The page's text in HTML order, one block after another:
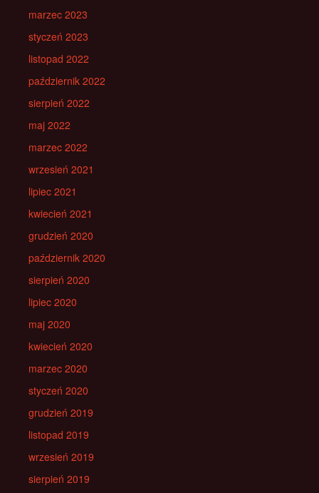
marzec 2023
styczeń 2023
listopad 2022
październik 2022
sierpień 2022
maj 2022
marzec 2022
wrzesień 2021
lipiec 2021
kwiecień 2021
grudzień 2020
październik 2020
sierpień 2020
lipiec 2020
maj 2020
kwiecień 2020
marzec 2020
styczeń 2020
grudzień 2019
listopad 2019
wrzesień 2019
sierpień 2019